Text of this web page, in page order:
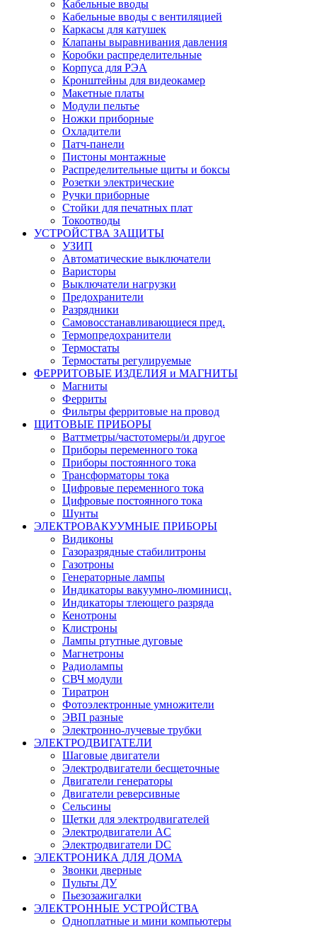
Кабельные вводы
Кабельные вводы с вентиляцией
Каркасы для катушек
Клапаны выравнивания давления
Коробки распределительные
Корпуса для РЭА
Кронштейны для видеокамер
Макетные платы
Модули пельтье
Ножки приборные
Охладители
Патч-панели
Пистоны монтажные
Распределительные щиты и боксы
Розетки электрические
Ручки приборные
Стойки для печатных плат
Токоотводы
УСТРОЙСТВА ЗАЩИТЫ
УЗИП
Автоматические выключатели
Варисторы
Выключатели нагрузки
Предохранители
Разрядники
Самовосстанавливающиеся пред.
Термопредохранители
Термостаты
Термостаты регулируемые
ФЕРРИТОВЫЕ ИЗДЕЛИЯ и МАГНИТЫ
Магниты
Ферриты
Фильтры ферритовые на провод
ЩИТОВЫЕ ПРИБОРЫ
Ваттметры/частотомеры/и другое
Приборы переменного тока
Приборы постоянного тока
Трансформаторы тока
Цифровые переменного тока
Цифровые постоянного тока
Шунты
ЭЛЕКТРОВАКУУМНЫЕ ПРИБОРЫ
Видиконы
Газоразрядные стабилитроны
Газотроны
Генераторные лампы
Индикаторы вакуумно-люминисц.
Индикаторы тлеющего разряда
Кенотроны
Клистроны
Лампы ртутные дуговые
Магнетроны
Радиолампы
СВЧ модули
Тиратрон
Фотоэлектронные умножители
ЭВП разные
Электронно-лучевые трубки
ЭЛЕКТРОДВИГАТЕЛИ
Шаговые двигатели
Электродвигатели бесщеточные
Двигатели генераторы
Двигатели реверсивные
Сельсины
Щетки для электродвигателей
Электродвигатели AC
Электродвигатели DC
ЭЛЕКТРОНИКА ДЛЯ ДОМА
Звонки дверные
Пульты ДУ
Пьезозажигалки
ЭЛЕКТРОННЫЕ УСТРОЙСТВА
Одноплатные и мини компьютеры